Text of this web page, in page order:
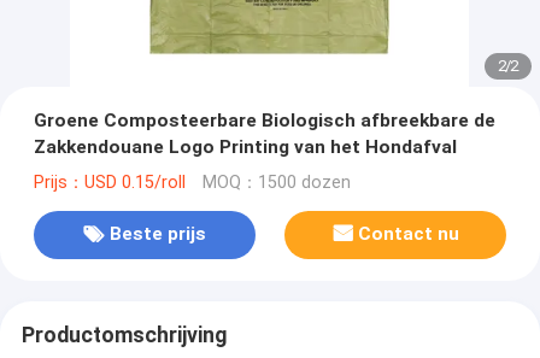
2/2
Groene Composteerbare Biologisch afbreekbare de
Zakkendouane Logo Printing van het Hondafval
Prijs：USD 0.15/roll MOQ：1500 dozen
Beste prijs Contact nu
Productomschrijving